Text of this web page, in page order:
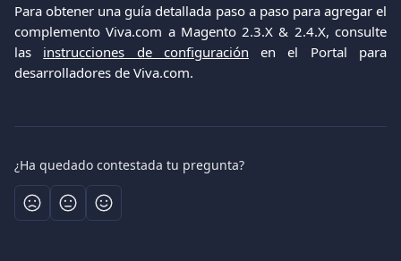
Para obtener una guía detallada paso a paso para agregar el
complemento Viva.com a Magento 2.3.X & 2.4.X, consulte
las instrucciones de configuración en el Portal para
desarrolladores de Viva.com.
¿Ha quedado contestada tu pregunta?